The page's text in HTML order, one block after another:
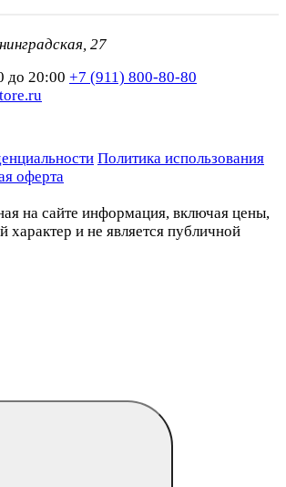
27
до 20:00 +7 (911) 800-80-80
Политика использования
оферта
на сайте информация, включая цены,
характер и не является публичной